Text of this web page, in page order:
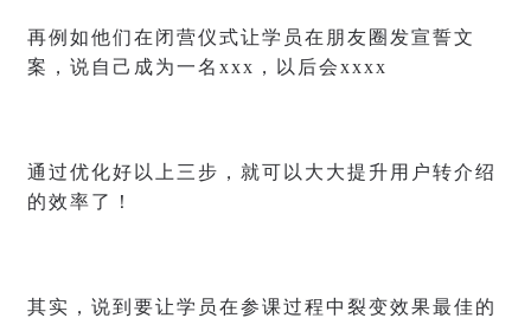
再例如他们在闭营仪式让学员在朋友圈发宣誓文
案，说自己成为一名xxx，以后会xxxx
通过优化好以上三步，就可以大大提升用户转介绍
的效率了！
其实，说到要让学员在参课过程中裂变效果最佳的